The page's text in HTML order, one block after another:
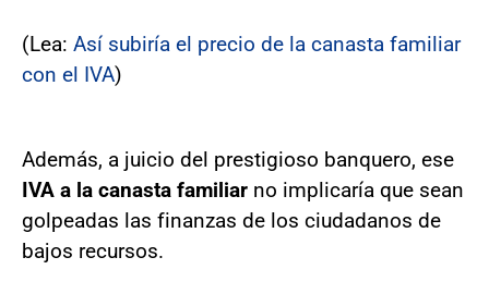
(Lea: Así subiría el precio de la canasta familiar
con el IVA)
Además, a juicio del prestigioso banquero, ese
IVA a la canasta familiar no implicaría que sean
golpeadas las finanzas de los ciudadanos de
bajos recursos.